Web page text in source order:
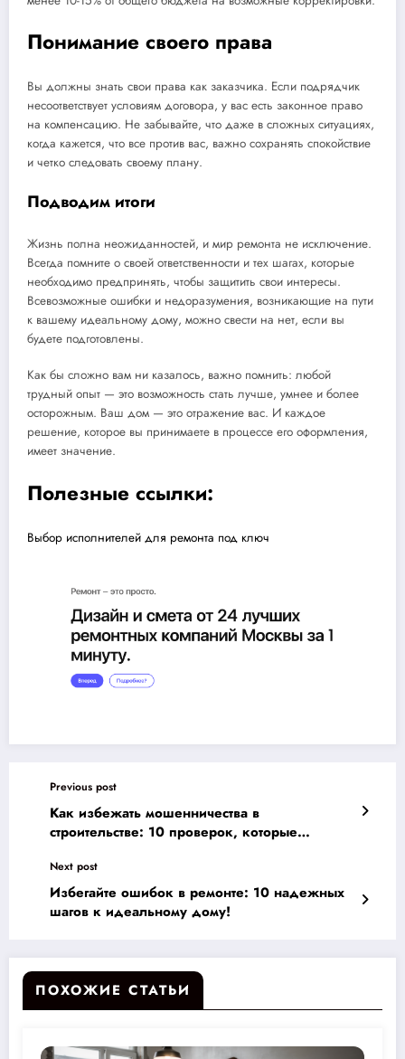
Понимание своего права
Вы должны знать свои права как заказчика. Если подрядчик
несоответствует условиям договора, у вас есть законное право
на компенсацию. Не забывайте, что даже в сложных ситуациях,
когда кажется, что все против вас, важно сохранять спокойствие
и четко следовать своему плану.
Подводим итоги
Жизнь полна неожиданностей, и мир ремонта не исключение.
Всегда помните о своей ответственности и тех шагах, которые
необходимо предпринять, чтобы защитить свои интересы.
Всевозможные ошибки и недоразумения, возникающие на пути
к вашему идеальному дому, можно свести на нет, если вы
будете подготовлены.
Как бы сложно вам ни казалось, важно помнить: любой
трудный опыт — это возможность стать лучше, умнее и более
осторожным. Ваш дом — это отражение вас. И каждое
решение, которое вы принимаете в процессе его оформления,
имеет значение.
Полезные ссылки:
Выбор исполнителей для ремонта под ключ
Previous post
Как избежать мошенничества в
строительстве: 10 проверок, которые
Next post
Избегайте ошибок в ремонте: 10 надежных
шагов к идеальному дому!
ПОХОЖИЕ СТАТЬИ